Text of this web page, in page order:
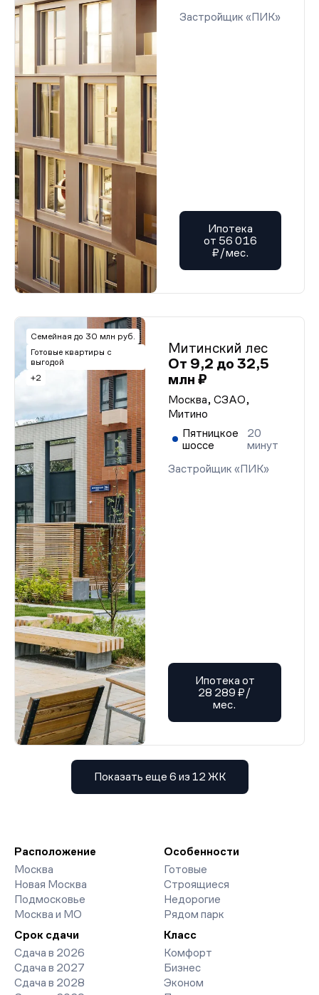
Застройщик «ПИК»
Ипотека
от 56 016
₽/мес.
Семейная до 30 млн руб.
Готовые квартиры с
выгодой
+2
Митинский лес
От 9,2 до 32,5
млн ₽
Москва, СЗАО,
Митино
Пятницкое
шоссе
20
минут
Застройщик «ПИК»
Ипотека от
28 289 ₽/
мес.
Показать еще 6 из 12 ЖК
Расположение
Москва
Новая Москва
Подмосковье
Москва и МО
Особенности
Готовые
Строящиеся
Недорогие
Рядом парк
Срок сдачи
Сдача в 2026
Сдача в 2027
Сдача в 2028
Класс
Комфорт
Бизнес
Эконом